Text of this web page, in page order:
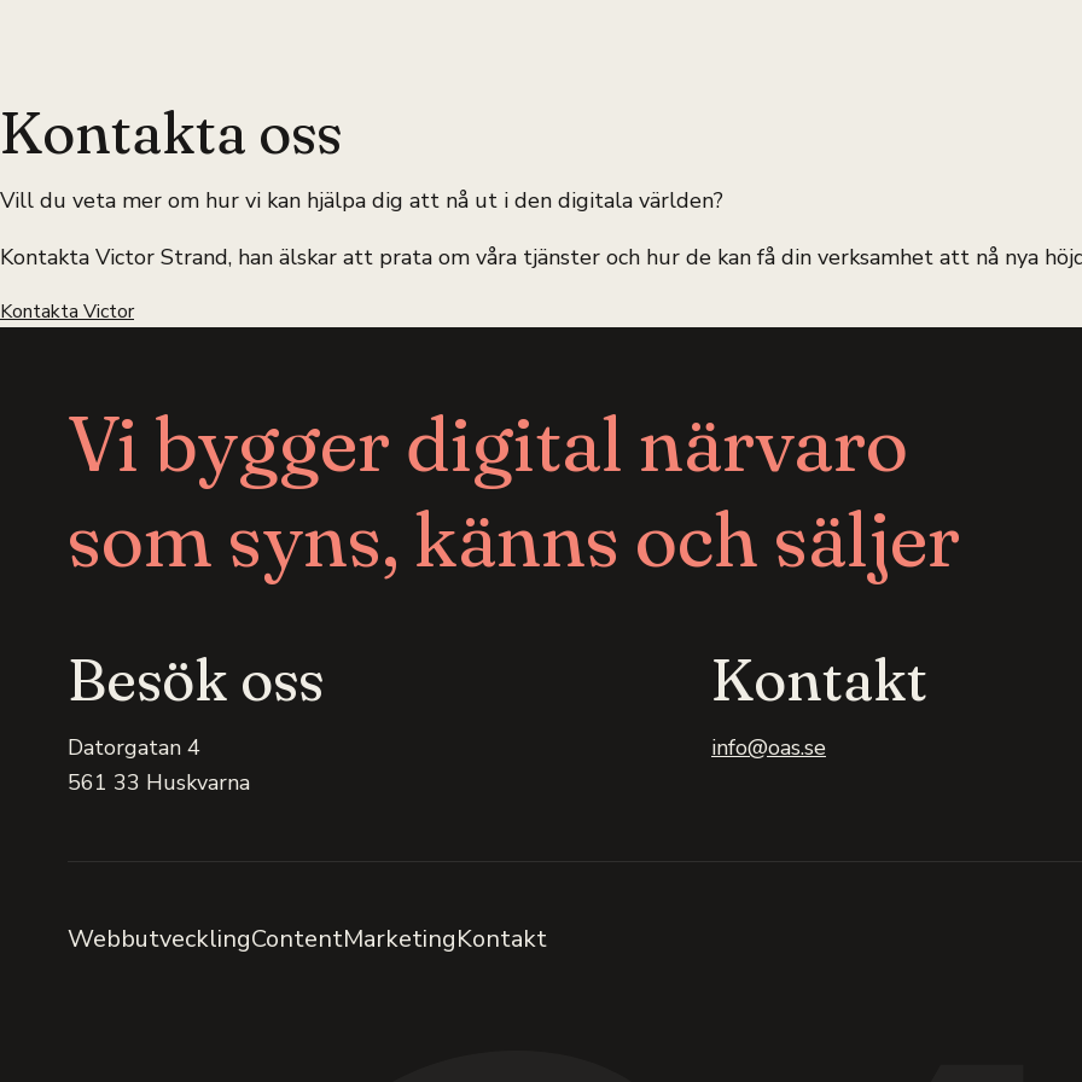
Kontakta oss
Vill du veta mer om hur vi kan hjälpa dig att nå ut i den digitala världen?
Kontakta Victor Strand, han älskar att prata om våra tjänster och hur de kan få din verksamhet att nå nya
Kontakta Victor
Vi bygger digital närvaro
som syns, känns och säljer
Besök oss
Datorgatan 4
561 33 Huskvarna
Kontakt
info@oas.se
WebbutvecklingContentMarketingKontakt